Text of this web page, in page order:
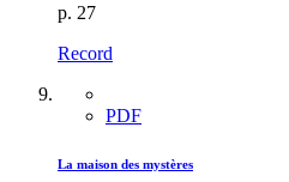
p. 27
Record
PDF
La maison des mystères